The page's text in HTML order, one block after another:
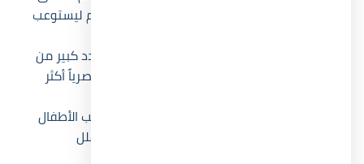
رياضية ومسابح ومساحات للاسترخاء، وقد صُمم ليستوعب
توفر البحيرات الصناعية إطلالات ممتدة أمام عدد كبير من
الوحدات، كما تساعد في منح المشروع طابعاً بصرياً أكثر
صُممت حمامات السباحة بأعماق متنوعة تناسب الأطفال
والكبار، بينما توزعت داخل المشروع بطريقة تقلل